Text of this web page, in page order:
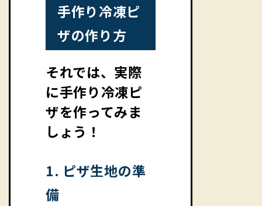
手作り冷凍ピ
ザの作り方
それでは、実際
に手作り冷凍ピ
ザを作ってみま
しょう！
1. ピザ生地の準
備